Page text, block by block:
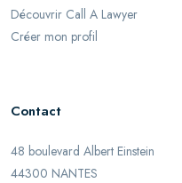
Découvrir Call A Lawyer
Créer mon profil
Contact
48 boulevard Albert Einstein
44300 NANTES